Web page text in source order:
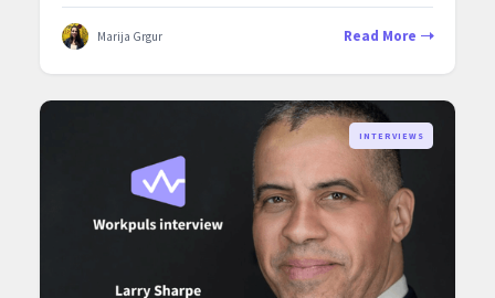
Marija Grgur Read More
INTERVIEWS